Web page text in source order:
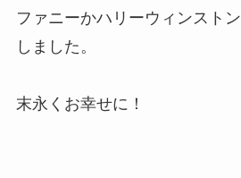
ファニーかハリーウィンスト
しました。
末永くお幸せに！